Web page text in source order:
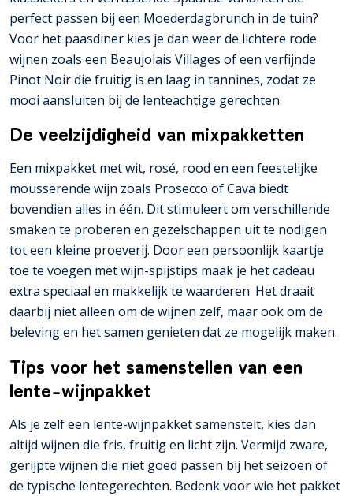
perfect passen bij een Moederdagbrunch in de tuin?
Voor het paasdiner kies je dan weer de lichtere rode
wijnen zoals een Beaujolais Villages of een verfijnde
Pinot Noir die fruitig is en laag in tannines, zodat ze
mooi aansluiten bij de lenteachtige gerechten.
De veelzijdigheid van mixpakketten
Een mixpakket met wit, rosé, rood en een feestelijke
mousserende wijn zoals Prosecco of Cava biedt
bovendien alles in één. Dit stimuleert om verschillende
smaken te proberen en gezelschappen uit te nodigen
tot een kleine proeverij. Door een persoonlijk kaartje
toe te voegen met wijn-spijstips maak je het cadeau
extra speciaal en makkelijk te waarderen. Het draait
daarbij niet alleen om de wijnen zelf, maar ook om de
beleving en het samen genieten dat ze mogelijk maken.
Tips voor het samenstellen van een
lente-wijnpakket
Als je zelf een lente-wijnpakket samenstelt, kies dan
altijd wijnen die fris, fruitig en licht zijn. Vermijd zware,
gerijpte wijnen die niet goed passen bij het seizoen of
de typische lentegerechten. Bedenk voor wie het pakket